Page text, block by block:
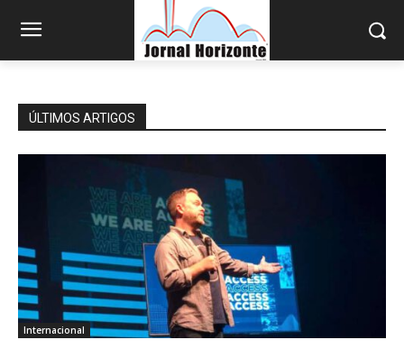
ÚLTIMOS ARTIGOS
Internacional